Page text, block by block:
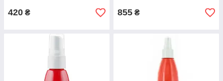
420 ₴ 855 ₴